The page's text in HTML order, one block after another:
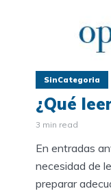
SinCategoria
¿Qué
3 min read
En entradas
necesidad de
preparar